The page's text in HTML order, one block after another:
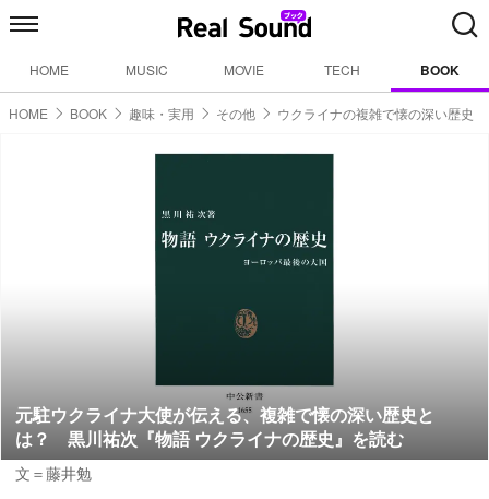
HOME MUSIC MOVIE TECH BOOK
HOME BOOK 趣味・実用 その他 ウクライナの複雑で懐の深い歴史
元駐ウクライナ大使が伝える、複雑で懐の深い歴史と
は？ 黒川祐次『物語 ウクライナの歴史』を読む
文＝藤井勉